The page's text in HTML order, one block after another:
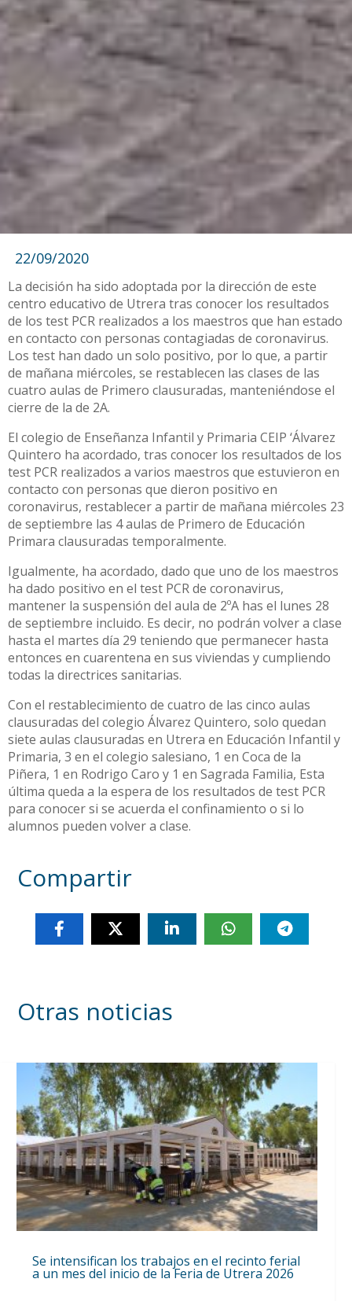
22/09/2020
La decisión ha sido adoptada por la dirección de este
centro educativo de Utrera tras conocer los resultados
de los test PCR realizados a los maestros que han estado
en contacto con personas contagiadas de coronavirus.
Los test han dado un solo positivo, por lo que, a partir
de mañana miércoles, se restablecen las clases de las
cuatro aulas de Primero clausuradas, manteniéndose el
cierre de la de 2A.
El colegio de Enseñanza Infantil y Primaria CEIP ‘Álvarez
Quintero ha acordado, tras conocer los resultados de los
test PCR realizados a varios maestros que estuvieron en
contacto con personas que dieron positivo en
coronavirus, restablecer a partir de mañana miércoles 23
de septiembre las 4 aulas de Primero de Educación
Primara clausuradas temporalmente.
Igualmente, ha acordado, dado que uno de los maestros
ha dado positivo en el test PCR de coronavirus,
mantener la suspensión del aula de 2ºA has el lunes 28
de septiembre incluido. Es decir, no podrán volver a clase
hasta el martes día 29 teniendo que permanecer hasta
entonces en cuarentena en sus viviendas y cumpliendo
todas la directrices sanitarias.
Con el restablecimiento de cuatro de las cinco aulas
clausuradas del colegio Álvarez Quintero, solo quedan
siete aulas clausuradas en Utrera en Educación Infantil y
Primaria, 3 en el colegio salesiano, 1 en Coca de la
Piñera, 1 en Rodrigo Caro y 1 en Sagrada Familia, Esta
última queda a la espera de los resultados de test PCR
para conocer si se acuerda el confinamiento o si lo
alumnos pueden volver a clase.
Compartir
Otras noticias
Se intensifican los trabajos en el recinto ferial
a un mes del inicio de la Feria de Utrera 2026